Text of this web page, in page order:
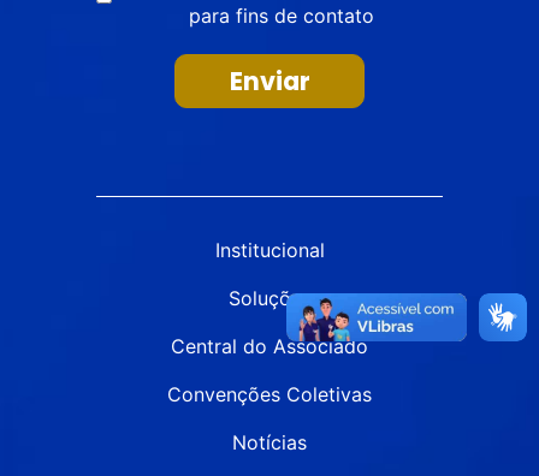
para fins de contato
Enviar
Institucional
Soluções
Central do Associado
Convenções Coletivas
Notícias